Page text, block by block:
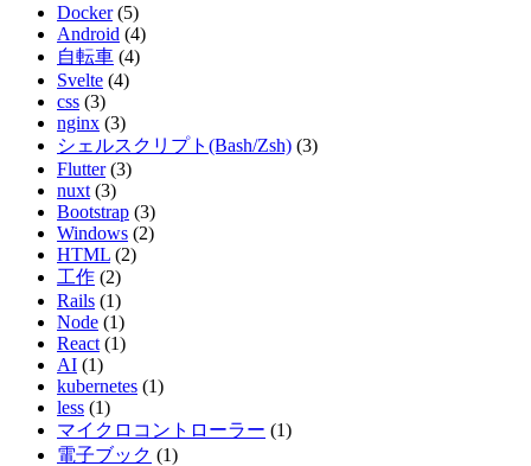
Docker (5)
Android (4)
自転車 (4)
Svelte (4)
css (3)
nginx (3)
シェルスクリプト(Bash/Zsh) (3)
Flutter (3)
nuxt (3)
Bootstrap (3)
Windows (2)
HTML (2)
工作 (2)
Rails (1)
Node (1)
React (1)
AI (1)
kubernetes (1)
less (1)
マイクロコントローラー (1)
電子ブック (1)